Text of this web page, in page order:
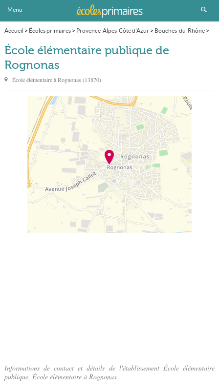
Menu
Accueil > Écoles primaires> Provence-Alpes-Côte d'Azur> Bouches-du-Rhône>
Rognonas École élémentaire publique
École élémentaire publique de
Rognonas
École élémentaire àRognonas (13870)
Informations de contact et détails de l'établissement École élémentaire
publique, École élémentaire à Rognonas.